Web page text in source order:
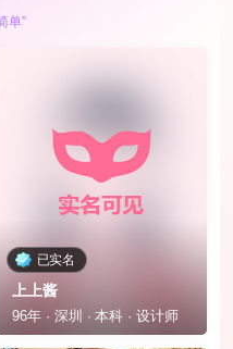
单”
已实名
上上酱
96年 · 深圳 · 本科 · 设计师